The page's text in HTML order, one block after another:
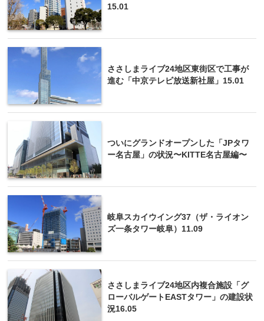
15.01
ささしまライブ24地区東街区で工事が
進む「中京テレビ放送新社屋」15.01
ついにグランドオープンした「JPタワ
ー名古屋」の状況〜KITTE名古屋編〜
岐阜スカイウイング37（ザ・ライオン
ズ一条タワー岐阜）11.09
ささしまライブ24地区内複合施設「グ
ローバルゲートEASTタワー」の建設状
況16.05